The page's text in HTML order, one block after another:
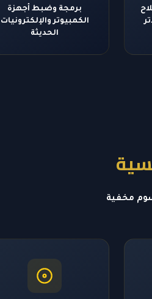
برمجة وضبط أجهزة
الكمبيوتر والإلكترونيات
الحديثة
مخفية